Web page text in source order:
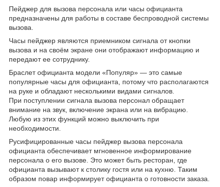
Пейджер для вызова персонала или часы официанта
предназначены для работы в составе беспроводной системы
вызова.
Часы пейджер являются приемником сигнала от кнопки
вызова и на своём экране они отображают информацию и
передают ее сотруднику.
Браслет официанта модели «Популяр» — это самые
популярные часы для официанта, потому что располагаются
на руке и обладают несколькими видами сигналов.
При поступлении сигнала вызова персонал обращает
внимание на звук, включение экрана или на вибрацию.
Любую из этих функций можно выключить при
необходимости.
Русифицированные часы пейджер вызова персонала
официанта обеспечивает мгновенное информирование
персонала о его вызове. Это может быть ресторан, где
официанта вызывают к столику гостя или на кухню. Таким
образом повар информирует официанта о готовности заказа.